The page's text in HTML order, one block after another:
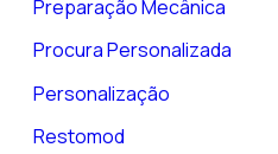
Preparação Mecânica
Procura Personalizada
Personalização
Restomod